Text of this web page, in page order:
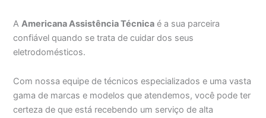
A Americana Assistência Técnica é a sua parceira
confiável quando se trata de cuidar dos seus
eletrodomésticos.
Com nossa equipe de técnicos especializados e uma vasta
gama de marcas e modelos que atendemos, você pode ter
certeza de que está recebendo um serviço de alta